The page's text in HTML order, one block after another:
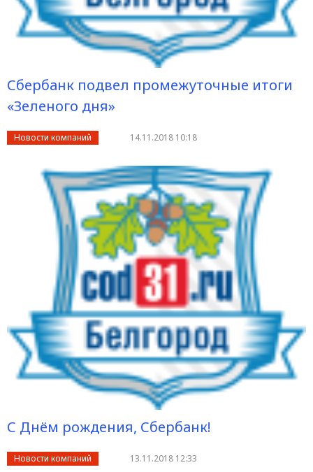
Сбербанк подвел промежуточные итоги
«Зеленого дня»
Новости компаний 14.11.2018 10:18
С Днём рождения, Сбербанк!
Новости компаний 13.11.2018 12:33